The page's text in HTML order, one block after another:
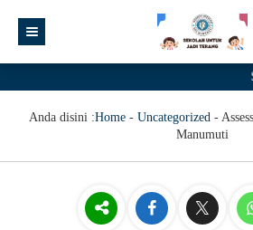
Anda disini :Home- Uncategorized-
Manumuti